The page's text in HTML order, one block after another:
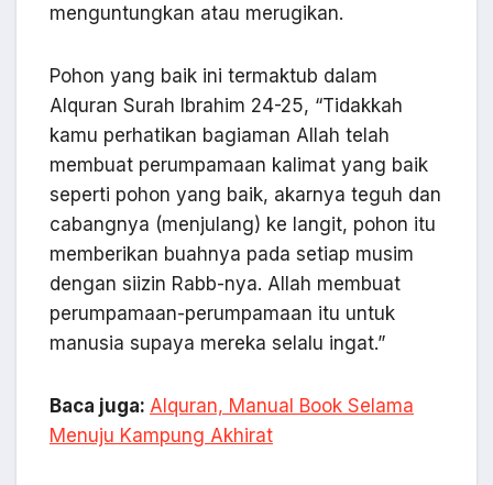
menguntungkan atau merugikan.
Pohon yang baik ini termaktub dalam
Alquran Surah Ibrahim 24-25, “Tidakkah
kamu perhatikan bagiaman Allah telah
membuat perumpamaan kalimat yang baik
seperti pohon yang baik, akarnya teguh dan
cabangnya (menjulang) ke langit, pohon itu
memberikan buahnya pada setiap musim
dengan siizin Rabb-nya. Allah membuat
perumpamaan-perumpamaan itu untuk
manusia supaya mereka selalu ingat.”
Baca juga: Alquran, Manual Book Selama
Menuju Kampung Akhirat